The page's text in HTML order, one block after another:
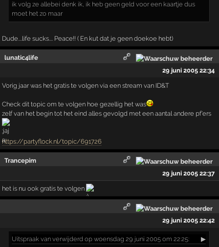
ik volg ze allebei denk ik, ik heb geen geld voor een kaartje dus
moet het zo maar
Dude....life sucks.... Peace!! ( En kut dat je geen doekoe hebt)
lunatic4life
29 juni 2005 22:34
Vorig jaar was het gratis te volgen via een stream van ID&T
Check dit topic om te volgen hoe gezellig het was
zelf van het begin tot het eind alles gevolgd met een aantal andere pf'ers
https://partyflock.nl/topic/691726
Trancepim
29 juni 2005 22:37
het is nu ook gratis te volgen
29 juni 2005 22:42
Uitspraak van verwijderd op woensdag 29 juni 2005 om 22:25:
▶